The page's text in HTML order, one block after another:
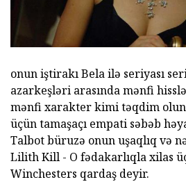
onun iştirakı Bela ilə seriyası
azarkeşləri arasında mənfi
mənfi xarakter kimi təqdim
üçün tamaşaçı empati səbəb
Talbot büruzə onun uşaqlıq və
Lilith Kill - O fədakarlıqla xilas
Winchesters qardaş deyir.